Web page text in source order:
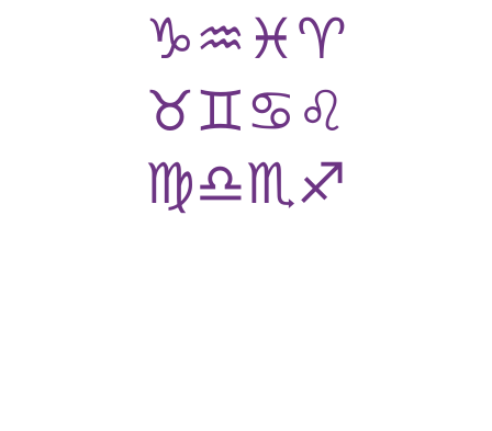
♑♒♓♈
♉♊♋♌
♍♎♏♐